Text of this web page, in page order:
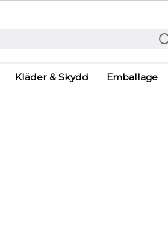
Kläder & Skydd Emballage